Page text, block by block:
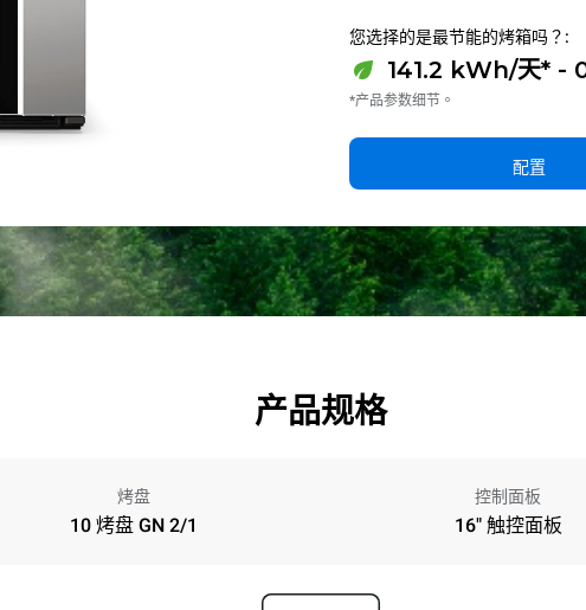
您选择的是最节能的烤箱吗？:
141.2 kWh/天* -
*产品参数细节。
配置
产品规格
烤盘
10 烤盘 GN 2/1
控制面板
16" 触控面板